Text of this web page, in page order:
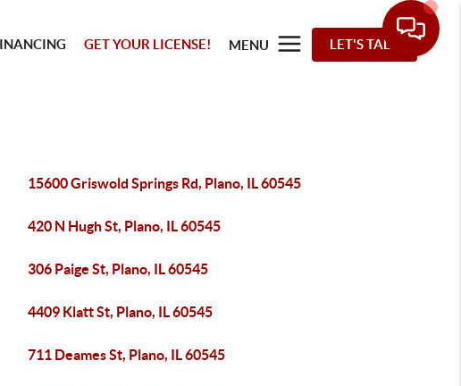
GET YOUR LICENSE! MENU LET'S TALK
15600 Griswold Springs Rd, Plano, IL 60545
420 N Hugh St, Plano, IL 60545
306 Paige St, Plano, IL 60545
4409 Klatt St, Plano, IL 60545
711 Deames St, Plano, IL 60545